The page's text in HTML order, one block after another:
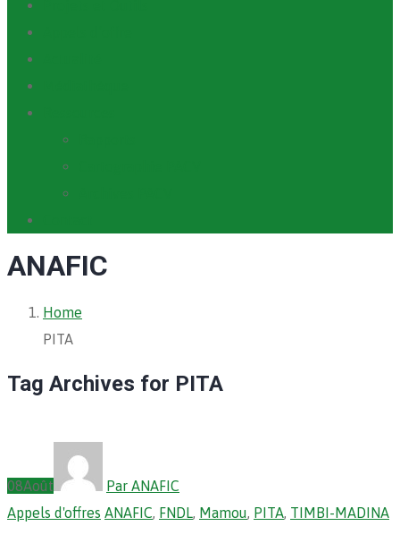
ANAFIC
Home
PITA
Tag Archives for PITA
08Août
Par ANAFIC
Appels d'offres ANAFIC, FNDL, Mamou, PITA, TIMBI-MADINA